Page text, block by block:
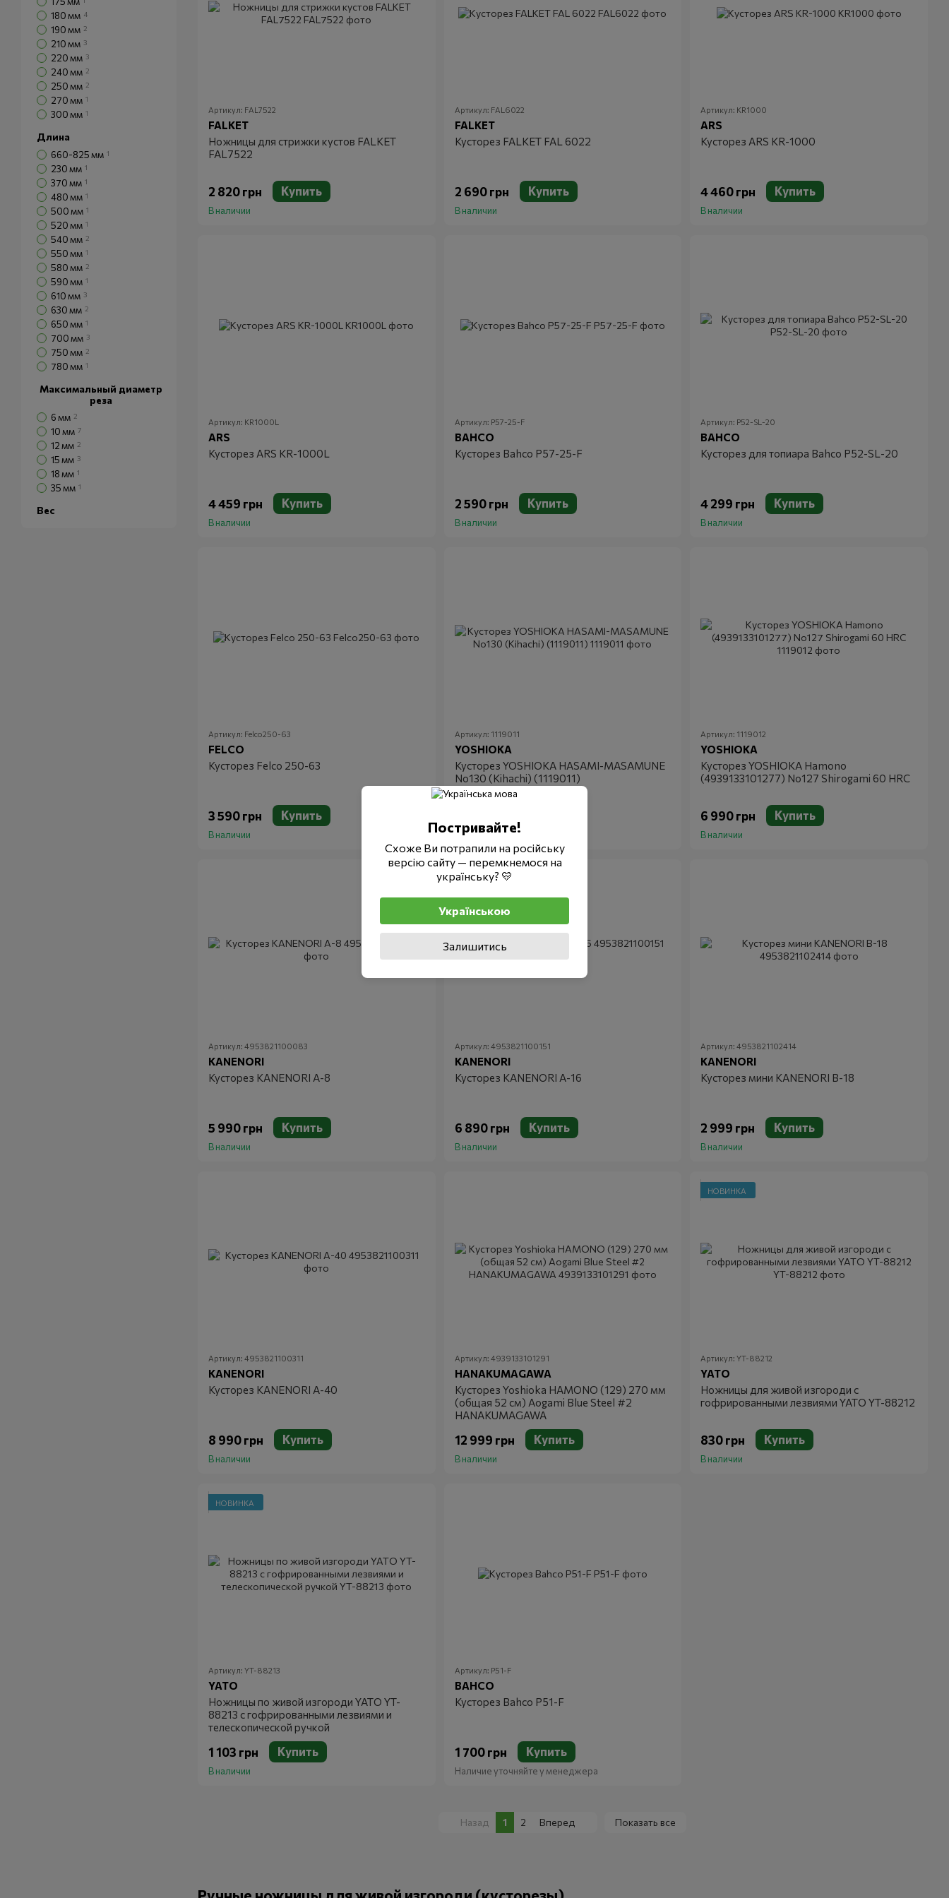
Артикул: FAL7522
FALKET
Ножницы для стрижки кустов FALKET
FAL7522
2 820 грн Купить
В наличии
Артикул: FAL6022
FALKET
Кусторез FALKET FAL 6022
2 690 грн Купить
В наличии
Артикул: KR1000
ARS
Кусторез ARS KR-1000
4 460 грн Купить
В наличии
Артикул: KR1000L
ARS
Кусторез ARS KR-1000L
4 459 грн Купить
В наличии
Артикул: P57-25-F
BAHCO
Кусторез Bahco P57-25-F
2 590 грн Купить
В наличии
Артикул: P52-SL-20
BAHCO
Кусторез для топиара Bahco P52-SL-20
4 299 грн Купить
В наличии
Артикул: Felco250-63
FELCO
Кусторез Felco 250-63
3 590 грн Купить
В наличии
Артикул: 1119011
YOSHIOKA
Кусторез YOSHIOKA HASAMI-MASAMUNE
No130 (Kihachi) (1119011)
В наличии
Артикул: 1119012
YOSHIOKA
Кусторез YOSHIOKA Hamono
(4939133101277) No127 Shirogami 60 HRC
6 990 грн Купить
В наличии
Артикул: 4953821100083
KANENORI
Кусторез KANENORI А-8
5 990 грн Купить
В наличии
Артикул: 4953821100151
KANENORI
Кусторез KANENORI А-16
6 890 грн Купить
В наличии
Артикул: 4953821102414
KANENORI
Кусторез мини KANENORI B-18
2 999 грн Купить
В наличии
Артикул: 4953821100311
KANENORI
Кусторез KANENORI А-40
8 990 грн Купить
В наличии
Артикул: 4939133101291
HANAKUMAGAWA
Кусторез Yoshioka HAMONO (129) 270 мм
(общая 52 см) Aogami Blue Steel #2
HANAKUMAGAWA
12 999 грн Купить
В наличии
НОВИНКА
Артикул: YT-88212
YATO
Ножницы для живой изгороди с
гофрированными лезвиями YATO YT-88212
830 грн Купить
В наличии
НОВИНКА
Артикул: YT-88213
YATO
Ножницы по живой изгороди YATO YT-
88213 с гофрированными лезвиями и
телескопической ручкой
1 103 грн Купить
В наличии
Артикул: P51-F
BAHCO
Кусторез Bahco P51-F
1 700 грн Купить
Наличие уточняйте у менеджера
Назад 1 2 Вперед Показать все
180 мм 4
190 мм 2
210 мм 3
220 мм 3
240 мм 2
250 мм 2
270 мм 1
300 мм 1
Длина
660-825 мм 1
230 мм 1
370 мм 1
480 мм 1
500 мм 1
520 мм 1
540 мм 2
550 мм 1
580 мм 2
590 мм 1
610 мм 3
630 мм 2
650 мм 1
700 мм 3
750 мм 2
780 мм 1
Максимальный диаметр
реза
6 мм 2
10 мм 7
12 мм 2
15 мм 3
18 мм 1
35 мм 1
Вес
Постривайте!
Схоже Ви потрапили на російську
версію сайту — перемкнемося на
українську? 💛
Українською
Залишитись